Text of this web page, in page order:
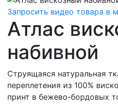
Запросить видео товара в
Атлас
набивной
Струящаяся натуральная
переплетения из 100%
принт в бежево-бордовых